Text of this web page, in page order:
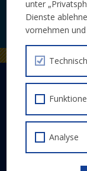
DER
Abwicklung
Schwerpunkte
Gesetzlicher Rahmen
Kommunikation
unter
Dienste
vornehmen
Analyse